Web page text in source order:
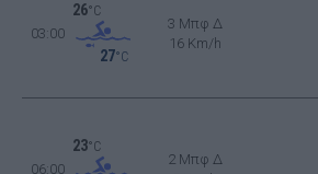
03:00
26°C
27°C
3 Μπφ Δ
16 Km/h
06:00
23°C
2 Μπφ Δ